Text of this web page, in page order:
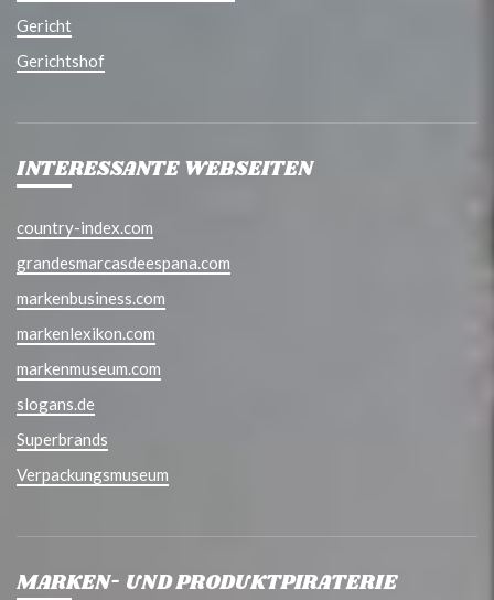
Gericht
Gerichtshof
INTERESSANTE WEBSEITEN
country-index.com
grandesmarcasdeespana.com
markenbusiness.com
markenlexikon.com
markenmuseum.com
slogans.de
Superbrands
Verpackungsmuseum
MARKEN- UND PRODUKTPIRATERIE